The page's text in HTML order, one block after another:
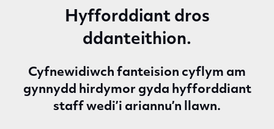
Hyfforddiant dros
ddanteithion.
Cyfnewidiwch fanteision cyflym am
gynnydd hirdymor gyda hyfforddiant
staff wedi’i ariannu’n llawn.